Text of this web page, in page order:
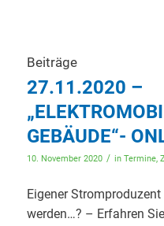
Beiträge
27.11.2020 –
GEBÄUDE“-
10. November 2020 / in Termine,
Eigener
werden…? – Erfahren